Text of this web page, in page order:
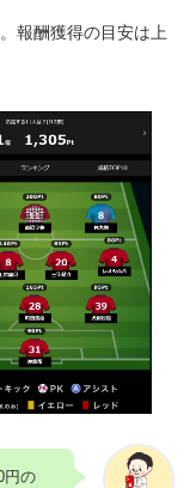
報酬獲得の目安は上
円の